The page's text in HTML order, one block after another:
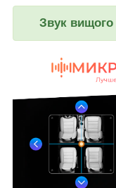
Звук вищого